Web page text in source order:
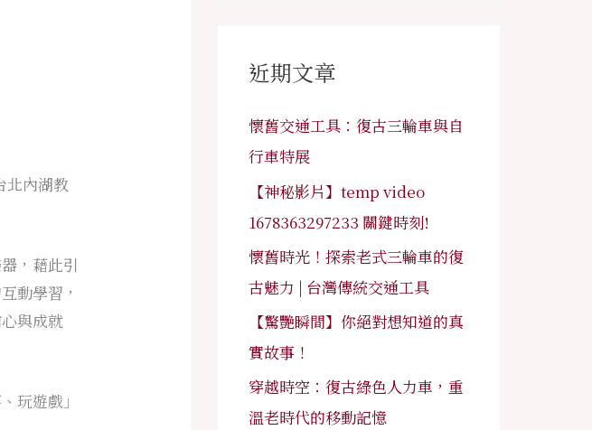
北內湖教
，藉此引
動學習，
與成就
玩遊戲」
字
近期文章
懷舊交通工具：復古三輪車與自
行車特展
【神秘影片】temp video
1678363297233 關鍵時刻!
懷舊時光！探索老式三輪車的復
古魅力 | 台灣傳統交通工具
【驚艷瞬間】你絕對想知道的真
實故事！
穿越時空：復古綠色人力車，重
溫老時代的移動記憶